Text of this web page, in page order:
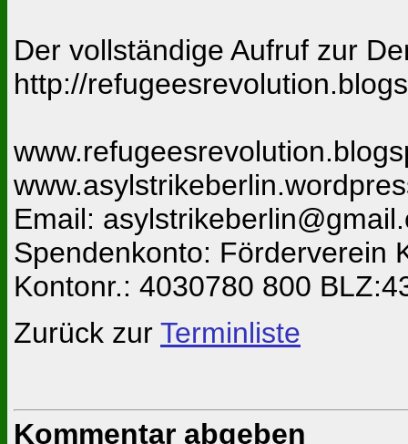
Der vollständige Aufruf zur
http://
Email:
Spendenkonto: Förderverein
Kontonr.: 4030780 800
Zurück zur Terminliste
Kommentar abgeben